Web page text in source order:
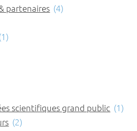
partenaires (4)
scientifiques grand public (1)
(2)